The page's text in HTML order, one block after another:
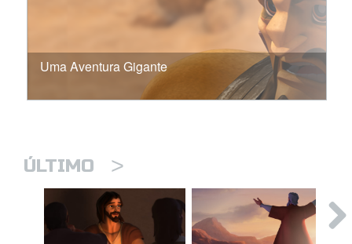
Uma Aventura Gigante
ÚLTIMO >